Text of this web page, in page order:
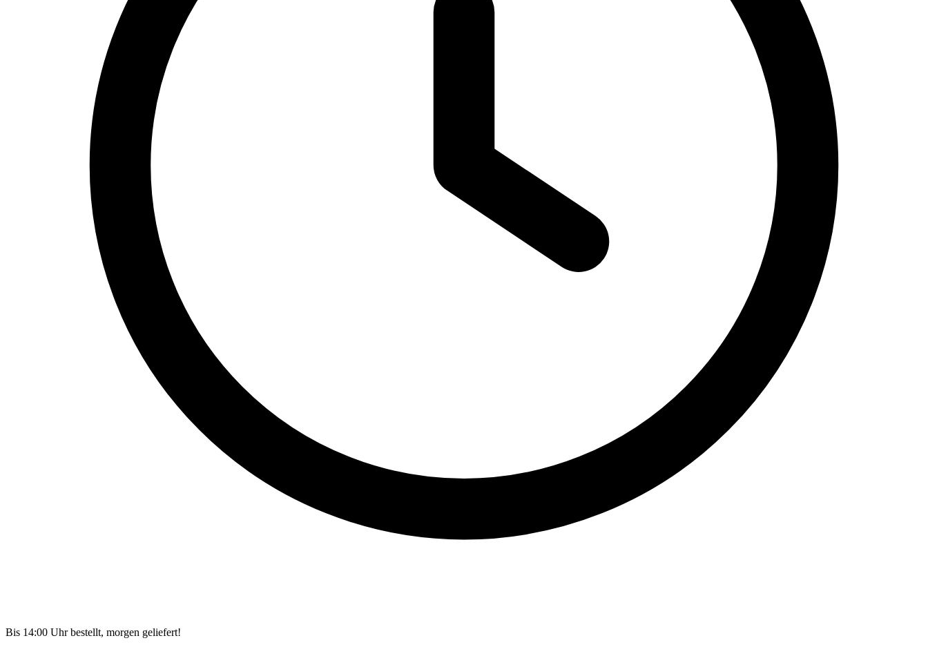
Bis 14:00 Uhr bestellt, morgen geliefert!